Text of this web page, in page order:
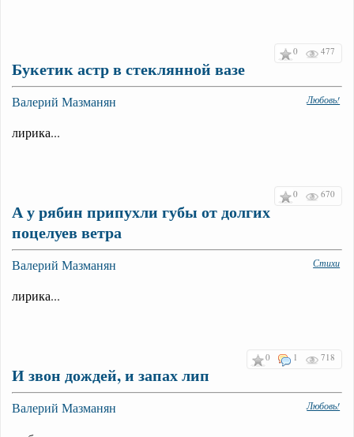
0 477
Букетик астр в стеклянной вазе
Валерий Мазманян Любовь!
лирика...
0 670
А у рябин припухли губы от долгих
поцелуев ветра
Валерий Мазманян Стихи
лирика...
0 1 718
И звон дождей, и запах лип
Валерий Мазманян Любовь!